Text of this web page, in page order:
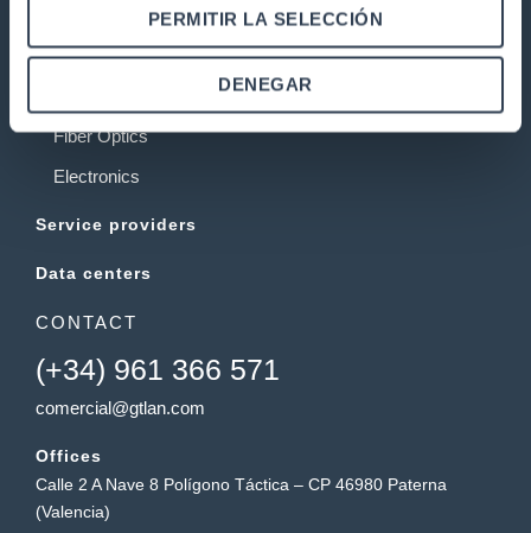
PERMITIR LA SELECCIÓN
DENEGAR
Telecommunications installations
Rack cabinets
Twisted copper pair network
Fiber Optics
Electronics
Service providers
Data centers
CONTACT
(+34) 961 366 571
comercial@gtlan.com
Offices
Calle 2 A Nave 8 Polígono Táctica – CP 46980 Paterna
(Valencia)